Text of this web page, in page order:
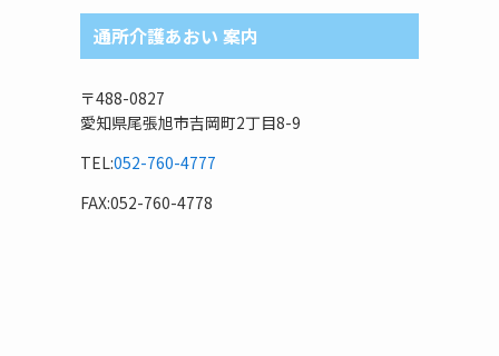
ロ
グ
記
カ
テ
ゴ
通所介護あおい 案内
〒488-0827
愛知県尾張旭市吉岡町2丁目8-9
TEL:052-760-4777
FAX:052-760-4778